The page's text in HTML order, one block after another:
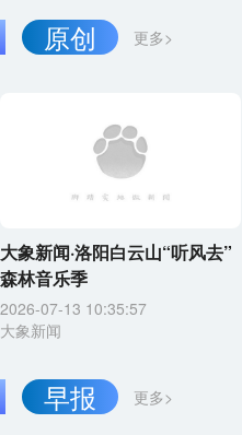
更多>
原创
大象新闻·洛阳白云山“听风去”
森林音乐季
2026-07-13 10:35:57
大象新闻
更多>
早报